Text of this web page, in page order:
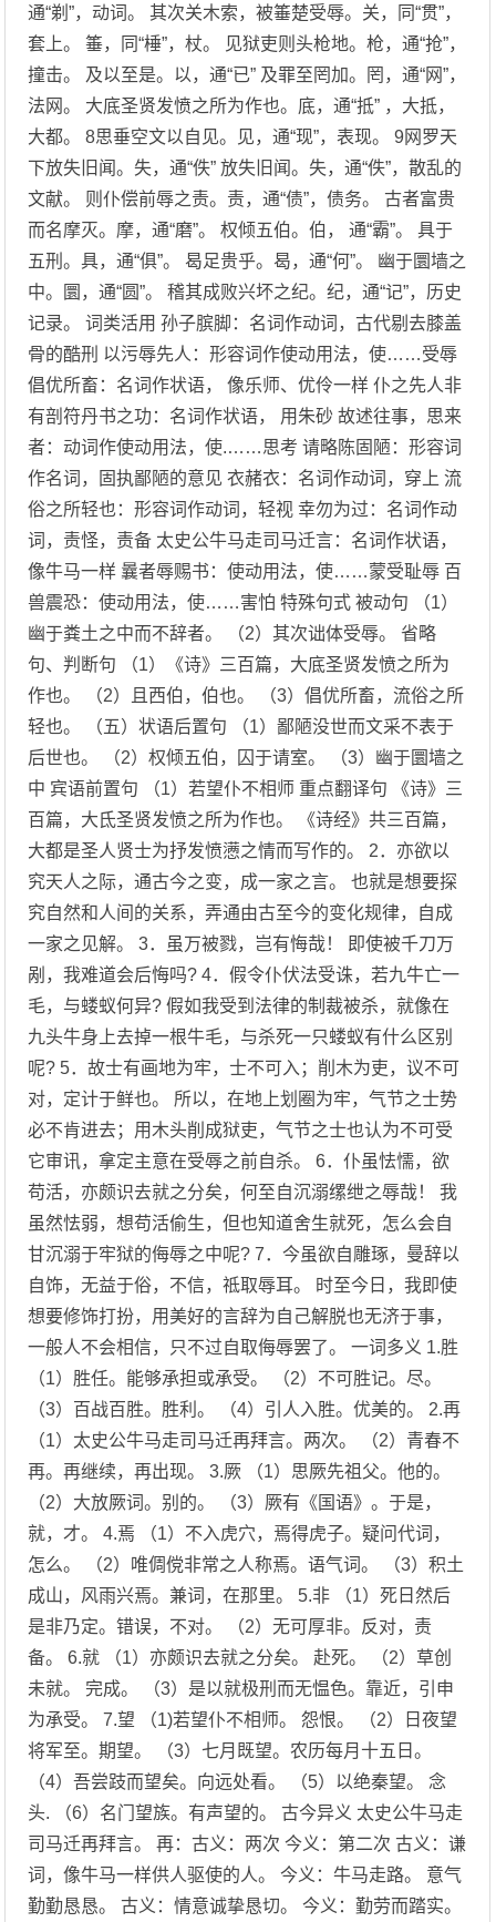
通“剃”，动词。 其次关木索，被箠楚受辱。关，同“贯”，
套上。 箠，同“棰”，杖。 见狱吏则头枪地。枪，通“抢”，
撞击。 及以至是。以，通“已” 及罪至罔加。罔，通“网”，
法网。 大底圣贤发愤之所为作也。底，通“抵” ，大抵，
大都。 8思垂空文以自见。见，通“现”，表现。 9网罗天
下放失旧闻。失，通“佚” 放失旧闻。失，通“佚”，散乱的
文献。 则仆偿前辱之责。责，通“债”，债务。 古者富贵
而名摩灭。摩，通“磨”。 权倾五伯。伯， 通“霸”。 具于
五刑。具，通“俱”。 曷足贵乎。曷，通“何”。 幽于圜墙之
中。圜，通“圆”。 稽其成败兴坏之纪。纪，通“记”，历史
记录。 词类活用 孙子膑脚：名词作动词，古代剔去膝盖
骨的酷刑 以污辱先人：形容词作使动用法，使……受辱
倡优所畜：名词作状语， 像乐师、优伶一样 仆之先人非
有剖符丹书之功：名词作状语， 用朱砂 故述往事，思来
者：动词作使动用法，使.……思考 请略陈固陋：形容词
作名词，固执鄙陋的意见 衣赭衣：名词作动词，穿上 流
俗之所轻也：形容词作动词，轻视 幸勿为过：名词作动
词，责怪，责备 太史公牛马走司马迁言：名词作状语，
像牛马一样 曩者辱赐书：使动用法，使……蒙受耻辱 百
兽震恐：使动用法，使……害怕 特殊句式 被动句 （1）
幽于粪土之中而不辞者。 （2）其次诎体受辱。 省略
句、判断句 （1）《诗》三百篇，大底圣贤发愤之所为
作也。 （2）且西伯，伯也。 （3）倡优所畜，流俗之所
轻也。 （五）状语后置句 （1）鄙陋没世而文采不表于
后世也。 （2）权倾五伯，囚于请室。 （3）幽于圜墙之
中 宾语前置句 （1）若望仆不相师 重点翻译句 《诗》三
百篇，大氐圣贤发愤之所为作也。 《诗经》共三百篇，
大都是圣人贤士为抒发愤懑之情而写作的。 2．亦欲以
究天人之际，通古今之变，成一家之言。 也就是想要探
究自然和人间的关系，弄通由古至今的变化规律，自成
一家之见解。 3．虽万被戮，岂有悔哉！ 即使被千刀万
剐，我难道会后悔吗? 4．假令仆伏法受诛，若九牛亡一
毛，与蝼蚁何异? 假如我受到法律的制裁被杀，就像在
九头牛身上去掉一根牛毛，与杀死一只蝼蚁有什么区别
呢? 5．故士有画地为牢，士不可入；削木为吏，议不可
对，定计于鲜也。 所以，在地上划圈为牢，气节之士势
必不肯进去；用木头削成狱吏，气节之士也认为不可受
它审讯，拿定主意在受辱之前自杀。 6．仆虽怯懦，欲
苟活，亦颇识去就之分矣，何至自沉溺缧绁之辱哉！ 我
虽然怯弱，想苟活偷生，但也知道舍生就死，怎么会自
甘沉溺于牢狱的侮辱之中呢? 7．今虽欲自雕琢，曼辞以
自饰，无益于俗，不信，祗取辱耳。 时至今日，我即使
想要修饰打扮，用美好的言辞为自己解脱也无济于事，
一般人不会相信，只不过自取侮辱罢了。 一词多义 1.胜
（1）胜任。能够承担或承受。 （2）不可胜记。尽。
（3）百战百胜。胜利。 （4）引人入胜。优美的。 2.再
（1）太史公牛马走司马迁再拜言。两次。 （2）青春不
再。再继续，再出现。 3.厥 （1）思厥先祖父。他的。
（2）大放厥词。别的。 （3）厥有《国语》。于是，
就，才。 4.焉 （1）不入虎穴，焉得虎子。疑问代词，
怎么。 （2）唯倜傥非常之人称焉。语气词。 （3）积土
成山，风雨兴焉。兼词，在那里。 5.非 （1）死日然后
是非乃定。错误，不对。 （2）无可厚非。反对，责
备。 6.就 （1）亦颇识去就之分矣。 赴死。 （2）草创
未就。 完成。 （3）是以就极刑而无愠色。靠近，引申
为承受。 7.望 （1)若望仆不相师。 怨恨。 （2）日夜望
将军至。期望。 （3）七月既望。农历每月十五日。
（4）吾尝跂而望矣。向远处看。 （5）以绝秦望。 念
头. （6）名门望族。有声望的。 古今异义 太史公牛马走
司马迁再拜言。 再：古义：两次 今义：第二次 古义：谦
词，像牛马一样供人驱使的人。 今义：牛马走路。 意气
勤勤恳恳。 古义：情意诚挚恳切。 今义：勤劳而踏实。